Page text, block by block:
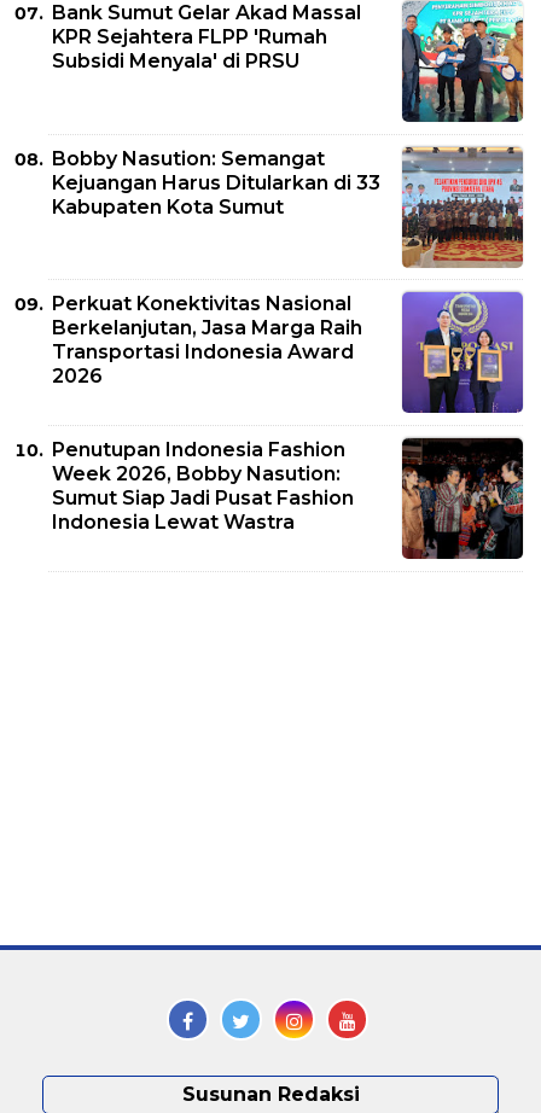
Bank Sumut Gelar Akad Massal
KPR Sejahtera FLPP 'Rumah
Subsidi Menyala' di PRSU
Bobby Nasution: Semangat
Kejuangan Harus Ditularkan di 33
Kabupaten Kota Sumut
Perkuat Konektivitas Nasional
Berkelanjutan, Jasa Marga Raih
Transportasi Indonesia Award
2026
Penutupan Indonesia Fashion
Week 2026, Bobby Nasution:
Sumut Siap Jadi Pusat Fashion
Indonesia Lewat Wastra
Susunan Redaksi